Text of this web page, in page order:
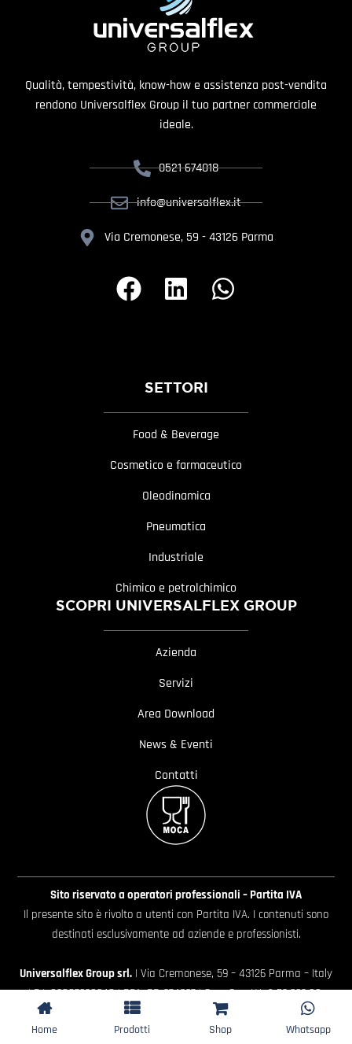
Qualità, tempestività, know-how e assistenza post-vendita
rendono Universalflex Group il tuo partner commerciale
ideale.
0521 674018
info@universalflex.it
Via Cremonese, 59 - 43126 Parma
SETTORI
Food & Beverage
Cosmetico e farmaceutico
Oleodinamica
Pneumatica
Industriale
Chimico e petrolchimico
SCOPRI UNIVERSALFLEX GROUP
Azienda
Servizi
Area Download
News & Eventi
Contatti
Sito riservato a operatori professionali – Partita IVA
Il presente sito è rivolto a utenti con Partita IVA. I contenuti sono
destinati esclusivamente ad aziende e professionisti.
Universalflex Group srl. | Via Cremonese, 59 – 43126 Parma – Italy
| P.I. 02887620348 | REA: PR-274997 | Cap. Soc. I.V. € 52.632,00
Whistleblowing
Privacy policy Cookie policy
Preferenze
Cookie| Website by Extraweb
Home Prodotti Shop Whatsapp